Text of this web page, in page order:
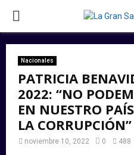
PRIMARY
MENU
Nacionales
PATRICIA
2022: “NO
EN NUESTRO
LA CORRUPCIÓN”
noviembre 10, 2022 0 488